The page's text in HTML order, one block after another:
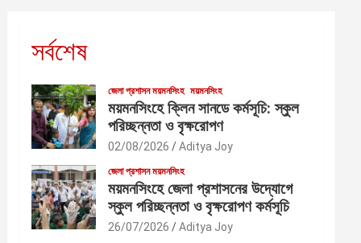
সর্বশেষ
জেলা প্রশাসন ময়মনসিংহ ময়মনসিংহ
ময়মনসিংহে ক্লিন সানডে কর্মসূচি: স্কুল
পরিচ্ছন্নতা ও বৃক্ষরোপণ
02/08/2026 Aditya Joy
জেলা প্রশাসন ময়মনসিংহ
ময়মনসিংহে জেলা প্রশাসনের উদ্যোগে
স্কুল পরিচ্ছন্নতা ও বৃক্ষরোপণ কর্মসূচি
26/07/2026 Aditya Joy